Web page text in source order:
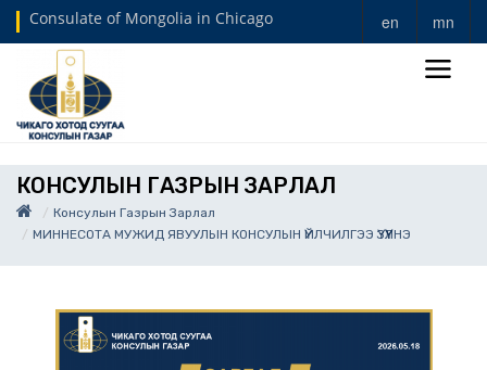
Consulate of Mongolia in Chicago en mn
КОНСУЛЫН ГАЗРЫН ЗАРЛАЛ
Консулын Газрын Зарлал
МИННЕСОТА МУЖИД ЯВУУЛЫН КОНСУЛЫН ҮЙЛЧИЛГЭЭ ҮЗҮҮЛНЭ